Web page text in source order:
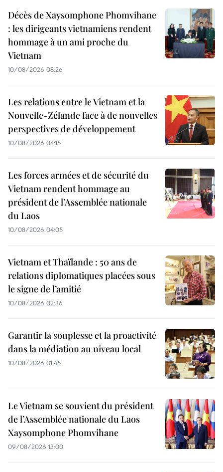
Décès de Xaysomphone Phomvihane
: les dirigeants vietnamiens rendent
hommage à un ami proche du
Vietnam
10/08/2026 08:26
Les relations entre le Vietnam et la
Nouvelle-Zélande face à de nouvelles
perspectives de développement
10/08/2026 04:15
Les forces armées et de sécurité du
Vietnam rendent hommage au
président de l’Assemblée nationale
du Laos
10/08/2026 04:05
Vietnam et Thaïlande : 50 ans de
relations diplomatiques placées sous
le signe de l’amitié
10/08/2026 02:36
Garantir la souplesse et la proactivité
dans la médiation au niveau local
10/08/2026 01:45
Le Vietnam se souvient du président
de l’Assemblée nationale du Laos
Xaysomphone Phomvihane
09/08/2026 13:00